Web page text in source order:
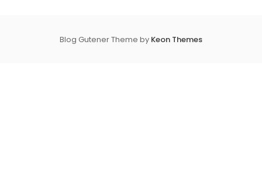
Blog Gutener Theme by Keon Themes